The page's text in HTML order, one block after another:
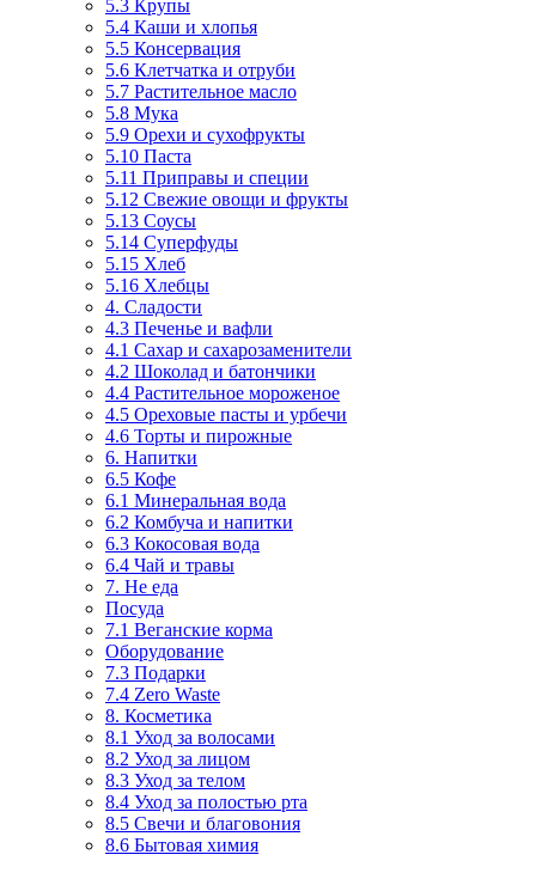
5.3 Крупы
5.4 Каши и хлопья
5.5 Консервация
5.6 Клетчатка и отруби
5.7 Растительное масло
5.8 Мука
5.9 Орехи и сухофрукты
5.10 Паста
5.11 Приправы и специи
5.12 Свежие овощи и фрукты
5.13 Соусы
5.14 Суперфуды
5.15 Хлеб
5.16 Хлебцы
4. Сладости
4.3 Печенье и вафли
4.1 Сахар и сахарозаменители
4.2 Шоколад и батончики
4.4 Растительное мороженое
4.5 Ореховые пасты и урбечи
4.6 Торты и пирожные
6. Напитки
6.5 Кофе
6.1 Минеральная вода
6.2 Комбуча и напитки
6.3 Кокосовая вода
6.4 Чай и травы
7. Не еда
Посуда
7.1 Веганские корма
Оборудование
7.3 Подарки
7.4 Zero Waste
8. Косметика
8.1 Уход за волосами
8.2 Уход за лицом
8.3 Уход за телом
8.4 Уход за полостью рта
8.5 Свечи и благовония
8.6 Бытовая химия